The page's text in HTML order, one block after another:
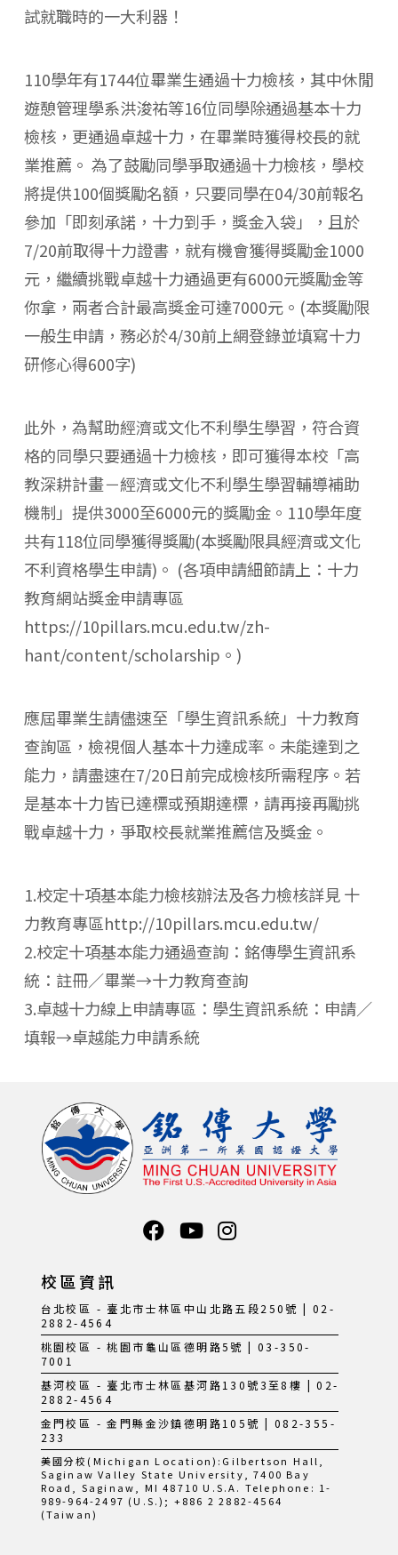
試就職時的一大利器！
110學年有1744位畢業生通過十力檢核，其中休閒
遊憩管理學系洪浚祐等16位同學除通過基本十力
檢核，更通過卓越十力，在畢業時獲得校長的就
業推薦。 為了鼓勵同學爭取通過十力檢核，學校
將提供100個獎勵名額，只要同學在04/30前報名
參加「即刻承諾，十力到手，獎金入袋」，且於
7/20前取得十力證書，就有機會獲得獎勵金1000
元，繼續挑戰卓越十力通過更有6000元獎勵金等
你拿，兩者合計最高獎金可達7000元。(本獎勵限
一般生申請，務必於4/30前上網登錄並填寫十力
研修心得600字)
此外，為幫助經濟或文化不利學生學習，符合資
格的同學只要通過十力檢核，即可獲得本校「高
教深耕計畫－經濟或文化不利學生學習輔導補助
機制」提供3000至6000元的獎勵金。110學年度
共有118位同學獲得獎勵(本獎勵限具經濟或文化
不利資格學生申請)。 (各項申請細節請上：十力
教育網站獎金申請專區
https://10pillars.mcu.edu.tw/zh-
hant/content/scholarship。)
應屆畢業生請儘速至「學生資訊系統」十力教育
查詢區，檢視個人基本十力達成率。未能達到之
能力，請盡速在7/20日前完成檢核所需程序。若
是基本十力皆已達標或預期達標，請再接再勵挑
戰卓越十力，爭取校長就業推薦信及獎金。
1.校定十項基本能力檢核辦法及各力檢核詳見 十
力教育專區http://10pillars.mcu.edu.tw/
2.校定十項基本能力通過查詢：銘傳學生資訊系
統：註冊／畢業→十力教育查詢
3.卓越十力線上申請專區：學生資訊系統：申請／
填報→卓越能力申請系統
校區資訊
台北校區 - 臺北市士林區中山北路五段250號 | 02-
2882-4564
桃園校區 - 桃園市龜山區德明路5號 | 03-350-
7001
基河校區 - 臺北市士林區基河路130號3至8樓 | 02-
2882-4564
金門校區 - 金門縣金沙鎮德明路105號 | 082-355-
233
美國分校(Michigan Location):Gilbertson Hall,
Saginaw Valley State University, 7400 Bay
Road, Saginaw, MI 48710 U.S.A. Telephone: 1-
989-964-2497 (U.S.); +886 2 2882-4564
(Taiwan)